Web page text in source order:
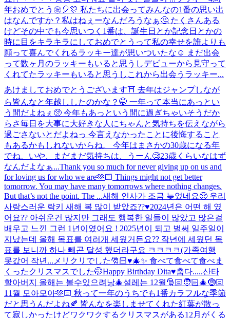
年おめでとう㊗️🎈🎊 私たちに出会ってみんなの1番の思い出
はなんですか？私はねぇーなんだろうなぁ🤔 たくさんある
けどその中でも今思いつく1番は、誕生日とか記念日とかの
時に目をキラキラにしておめでとうって私の幸せを誰よりも
願って喜んでくれるラッキー達が思いついたな☺️ まだ出会
って数ヶ月のラッキーもいると思うしデビューから見守って
くれてたラッキーもいると思うしこれから出会うラッキー...
あけましておめでとうございます⛩ 去年はジャンプしなが
ら皆んなと年越ししたのかな？🤭 一年って本当にあっとい
う間だよねぇ🥺 今年もあっという間に過ぎちゃいそうだか
らさ毎日を大事に大好きな人にちゃんと気持ちを伝えながら
過ごさないとだよねっ 今言えなかったことに後悔すること
もあるかもしれないからね。 今年はまさかの30歳になる年
でね、いや、まだまだ気持ちは、うーん🧐23歳くらいなはず
なんだよなぁ...Thank you so much for never giving up on us and
for loving us for who we are🫶🏻 Things might not get better
tomorrow. You may have many tomorrows where nothing changes.
But that’s not the point. The ...새해 인사가 조금 늦었네요🥺 우리
사랑스러운 락키 새해 복 많이 받았죠??♥️2024년은 어떤 해 였
어요?? 아쉬운건 많지만 그래도 행복한 일들이 많았고 많은걸
배우고 느낀 그런 1년이였어요 ! 2025년이 되고 벌써 일주일이
지났는데 올해 목표를 여러개 세웠거든요?? 작년에 세웠던 목
표를 보니까 하나 빼곤 달성 했더라구요 ㅋㅋㅋㅋ(가족여행
못갔어 작년... メリクリでした🎅🏻♥️🎄✨ 食べて食べて食べま
くったクリスマスでした🤭Happy Birthday Dita♥️춥다.....산타
할아버지 올해는 볼수있으려낭🎄설레는 12월🎅🏻🧑🏻‍🎄🤶🏻
11월 모아모아🫶🏻 秋って一年のうちでも1番カラフルな季節
だと思うんだよね🍂 皆んなを楽しませてくれた紅葉が散っ
て寂しかったけどワクワクするクリスマスがある12月がくる